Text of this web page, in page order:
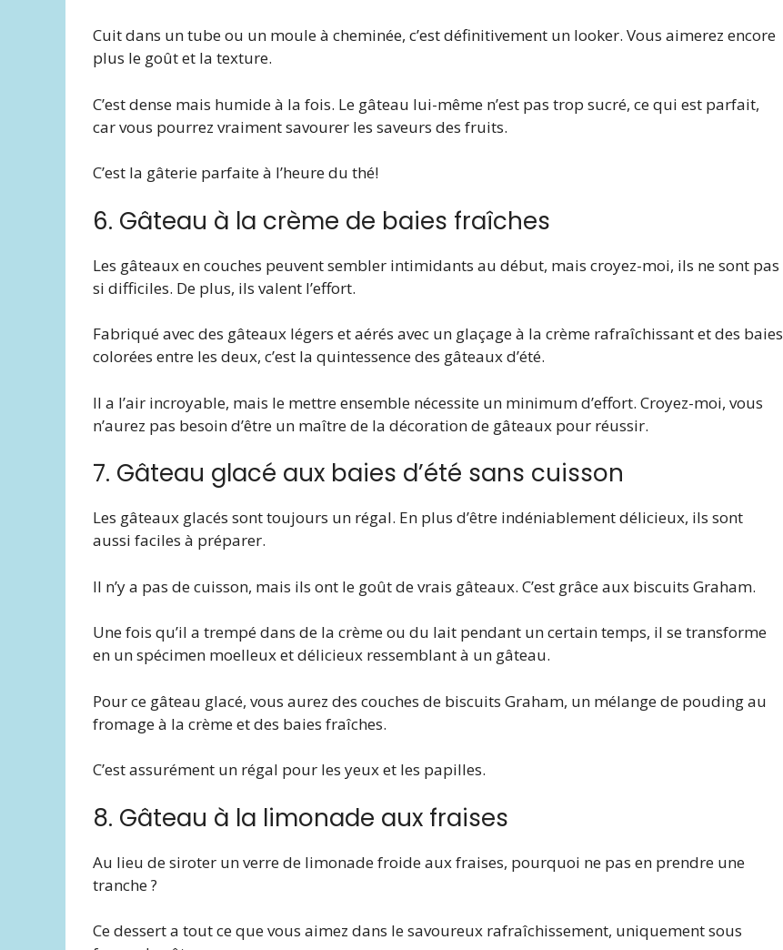
Cuit dans un tube ou un moule à cheminée, c’est définitivement un looker. Vous aimerez encore
plus le goût et la texture.
C’est dense mais humide à la fois. Le gâteau lui-même n’est pas trop sucré, ce qui est parfait,
car vous pourrez vraiment savourer les saveurs des fruits.
C’est la gâterie parfaite à l’heure du thé!
6. Gâteau à la crème de baies fraîches
Les gâteaux en couches peuvent sembler intimidants au début, mais croyez-moi, ils ne sont pas
si difficiles. De plus, ils valent l’effort.
Fabriqué avec des gâteaux légers et aérés avec un glaçage à la crème rafraîchissant et des baies
colorées entre les deux, c’est la quintessence des gâteaux d’été.
Il a l’air incroyable, mais le mettre ensemble nécessite un minimum d’effort. Croyez-moi, vous
n’aurez pas besoin d’être un maître de la décoration de gâteaux pour réussir.
7. Gâteau glacé aux baies d’été sans cuisson
Les gâteaux glacés sont toujours un régal. En plus d’être indéniablement délicieux, ils sont
aussi faciles à préparer.
Il n’y a pas de cuisson, mais ils ont le goût de vrais gâteaux. C’est grâce aux biscuits Graham.
Une fois qu’il a trempé dans de la crème ou du lait pendant un certain temps, il se transforme
en un spécimen moelleux et délicieux ressemblant à un gâteau.
Pour ce gâteau glacé, vous aurez des couches de biscuits Graham, un mélange de pouding au
fromage à la crème et des baies fraîches.
C’est assurément un régal pour les yeux et les papilles.
8. Gâteau à la limonade aux fraises
Au lieu de siroter un verre de limonade froide aux fraises, pourquoi ne pas en prendre une
tranche ?
Ce dessert a tout ce que vous aimez dans le savoureux rafraîchissement, uniquement sous